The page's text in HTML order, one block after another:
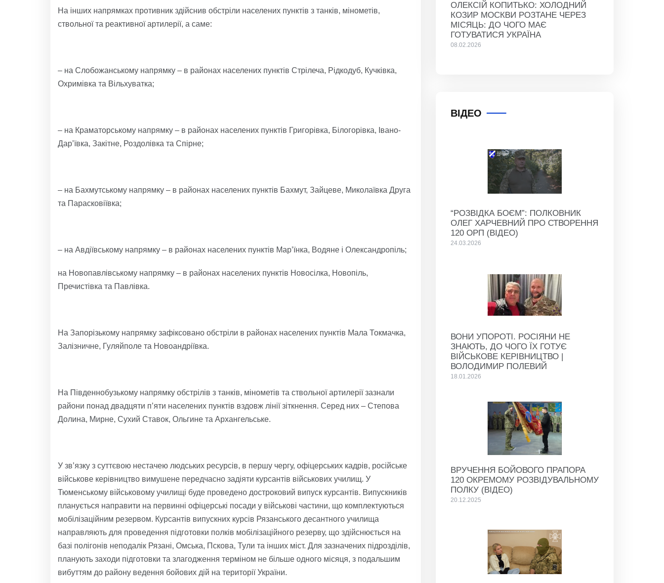
На інших напрямках противник здійснив обстріли населених пунктів з танків, мінометів,
ствольної та реактивної артилерії, а саме:
– на Слобожанському напрямку – в районах населених пунктів Стрілеча, Рідкодуб, Кучківка,
Охримівка та Вільхуватка;
– на Краматорському напрямку – в районах населених пунктів Григорівка, Білогорівка, Івано-
Дар’ївка, Закітне, Роздолівка та Спірне;
– на Бахмутському напрямку – в районах населених пунктів Бахмут, Зайцеве, Миколаївка Друга
та Парасковіївка;
– на Авдіївському напрямку – в районах населених пунктів Мар’їнка, Водяне і Олександропіль;
на Новопавлівському напрямку – в районах населених пунктів Новосілка, Новопіль,
Пречистівка та Павлівка.
На Запорізькому напрямку зафіксовано обстріли в районах населених пунктів Мала Токмачка,
Залізничне, Гуляйполе та Новоандріївка.
На Південнобузькому напрямку обстрілів з танків, мінометів та ствольної артилерії зазнали
райони понад двадцяти п’яти населених пунктів вздовж лінії зіткнення. Серед них – Степова
Долина, Мирне, Сухий Ставок, Ольгине та Архангельське.
У зв’язку з суттєвою нестачею людських ресурсів, в першу чергу, офіцерських кадрів, російське
військове керівництво вимушене передчасно задіяти курсантів військових училищ. У
Тюменському військовому училищі буде проведено достроковий випуск курсантів. Випускників
планується направити на первинні офіцерські посади у військові частини, що комплектуються
мобілізаційним резервом. Курсантів випускних курсів Рязанського десантного училища
направляють для проведення підготовки полків мобілізаційного резерву, що здійснюється на
базі полігонів неподалік Рязані, Омська, Пскова, Тули та інших міст. Для зазначених підрозділів,
планують заходи підготовки та злагодження терміном не більше одного місяця, з подальшим
вибуттям до району ведення бойових дій на території України.
ОЛЕКСІЙ КОПИТЬКО: ХОЛОДНИЙ
КОЗИР МОСКВИ РОЗТАНЕ ЧЕРЕЗ
МІСЯЦЬ: ДО ЧОГО МАЄ
ГОТУВАТИСЯ УКРАЇНА
08.02.2026
ВІДЕО
“РОЗВІДКА БОЄМ”: ПОЛКОВНИК
ОЛЕГ ХАРЧЕВНИЙ ПРО СТВОРЕННЯ
120 ОРП (ВІДЕО)
24.03.2026
ВОНИ УПОРОТІ. РОСІЯНИ НЕ
ЗНАЮТЬ, ДО ЧОГО ЇХ ГОТУЄ
ВІЙСЬКОВЕ КЕРІВНИЦТВО |
ВОЛОДИМИР ПОЛЕВИЙ
18.01.2026
ВРУЧЕННЯ БОЙОВОГО ПРАПОРА
120 ОКРЕМОМУ РОЗВІДУВАЛЬНОМУ
ПОЛКУ (ВІДЕО)
20.12.2025